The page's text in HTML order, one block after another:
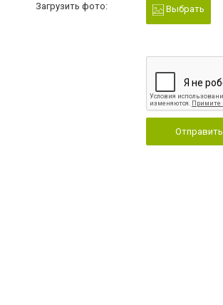
Загрузить фото: Выбрать
Отправить